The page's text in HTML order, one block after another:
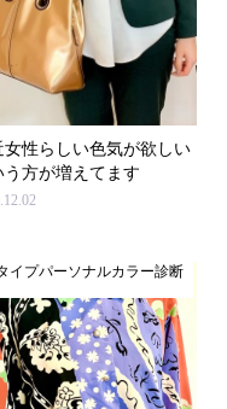
女性らしい色気が欲しい
う方が増えてます
イプパーソナルカラー診断